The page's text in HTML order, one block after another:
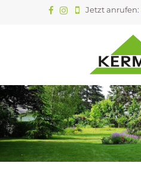
Jetzt anrufen: